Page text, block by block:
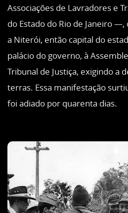
Associações de Lavradores e
do Estado do Rio de Janeiro
a Niterói, então capital do
palácio do governo, à
Tribunal de Justiça, exigindo a
terras. Essa manifestação
foi adiado por quarenta dias.